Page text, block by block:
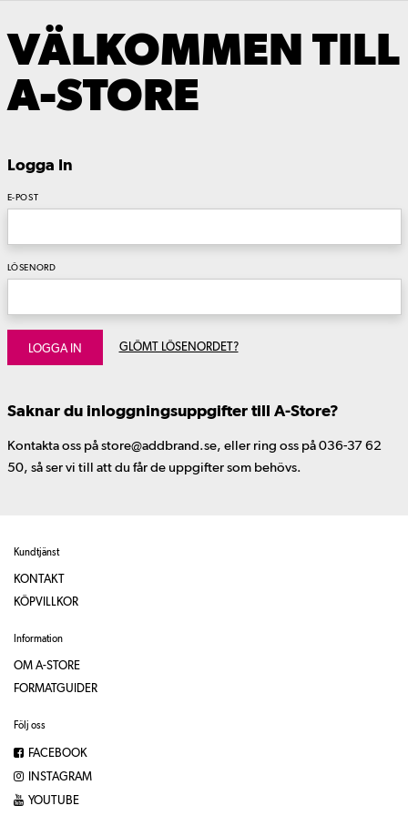
VÄLKOMMEN TILL
A-STORE
Logga In
E-POST
LÖSENORD
LOGGA IN GLÖMT LÖSENORDET?
Saknar du inloggningsuppgifter till A-Store?
Kontakta oss på store@addbrand.se, eller ring oss på 036-37 62
50, så ser vi till att du får de uppgifter som behövs.
Kundtjänst
KONTAKT
KÖPVILLKOR
Information
OM A-STORE
FORMATGUIDER
Följ oss
FACEBOOK
INSTAGRAM
YOUTUBE